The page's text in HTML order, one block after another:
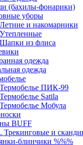
(бахилы-фонарики)
уборы
Летние и накомарники
Утепленные
Шапки из флиса
одежда
одежда
Термобелье ПИК-99
Термобелье Satila
Термобелье Мобула
BUFF
Трекинговые и
блинчики %%%